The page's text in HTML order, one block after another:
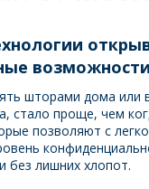
шторами дома или
стало проще, чем
позволяют с
без лишних хлопот.